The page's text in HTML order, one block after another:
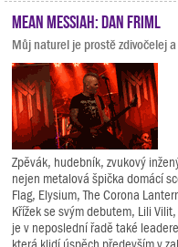
Mean Messiah: Dan Friml
Můj naturel je prostě zdivočelej
Zpěvák, hudebník, zvukový
nejen metalová špička domácí
Flag, Elysium, The Corona
Křížek se svým debutem, Lili
je v neposlední řadě také
která klidí úspěch především v